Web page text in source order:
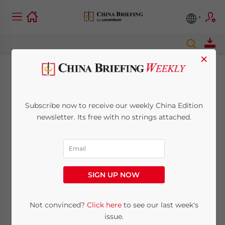
contestuale del
December 15, 2011Posted byChina Briefing
Dall’entrata in vigore, all’inizio del 2009, della dettagliata
×
Subscribe now to receive our weekly China Edition
newsletter. Its free with no strings attached.
SIGN UP NOW
Not convinced? Click hereto see our last week's
issue.